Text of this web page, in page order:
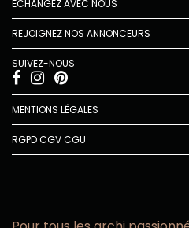
ÉCHANGEZ AVEC NOUS
REJOIGNEZ NOS ANNONCEURS
SUIVEZ-NOUS
MENTIONS LÉGALES
RGPDCGVCGU